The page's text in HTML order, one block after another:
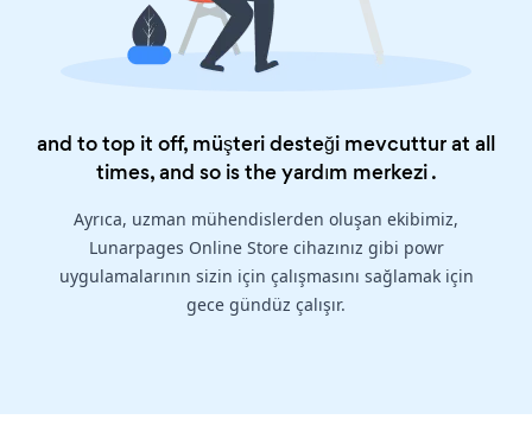
and to top it off, müşteri desteği mevcuttur at all
times, and so is theyardım merkezi.
Ayrıca, uzman mühendislerden oluşan ekibimiz,
Lunarpages Online Store cihazınız gibi powr
uygulamalarının sizin için çalışmasını sağlamak için
gece gündüz çalışır.